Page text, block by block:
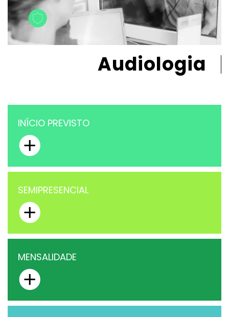
Audiologia
INÍCIO PREVISTO
SEMIPRESENCIAL
MENSALIDADE